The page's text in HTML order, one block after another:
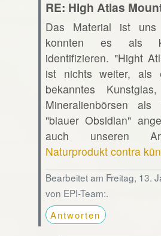
RE: High Atlas
Das Material ist
konnten es als
identifizieren. "Hight
ist nichts weiter, als
bekanntes
Mineralienbörsen als
"blauer Obsidian"
auch unseren
Naturprodukt contra
Bearbeitet am Freitag, 13.
von EPI-Team:.
Antworten